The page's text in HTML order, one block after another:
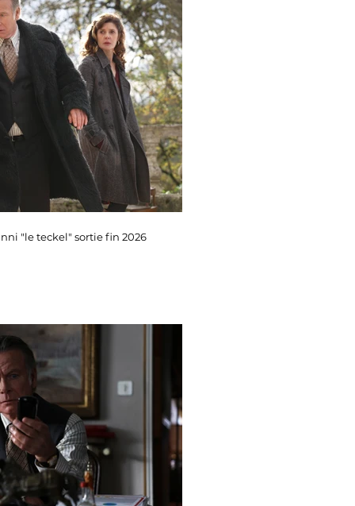
"le teckel" sortie fin 2026